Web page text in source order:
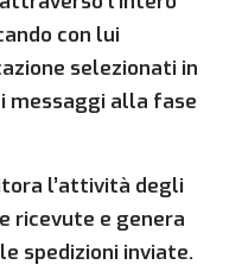
con lui
selezionati in
messaggi alla fase
l’attività degli
ricevute e genera
spedizioni inviate.